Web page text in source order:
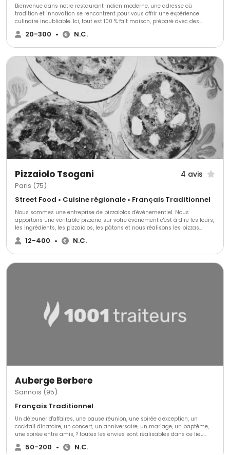
Bienvenue dans notre restaurant indien moderne, une adresse où
tradition et innovation se rencontrent pour vous offrir une expérience
culinaire inoubliable. Ici, tout est 100 % fait maison, préparé avec des
ingrédients frais et de qualité pour ravir vos papilles. Plongez dans les
saveurs authentiques de l'Inde avec nos grands classiques tels que le
séduire par des créations originales comme notre Aloo Tikki Chaat, une
explosion de saveurs et de textures, ou encore nos sandwichs à base de
naan, une revisite moderne et savoureuse qui marie tradition et
modernité. Que vous soyez à la recherche de plats réconfortants ou de
nouvelles découvertes culinaires, notre équipe passionnée est là pour
vous offrir un moment unique, dans une ambiance chaleureuse et
contemporaine. Venez découvrir l'Inde sous un nouveau jour !
20-300 • N.C.
Pizzaiolo Tsogani 4 avis
Paris (75)
Street Food • Cuisine régionale • Français Traditionnel
Nous sommes une entreprise de pizzaiolos d'événementiel. Nous
apportons une véritable pizzeria sur votre événement c'est à dire les fours,
les ingrédients, les pizzaiolos, les pâtons et nous réalisons les pizzas
devant vos convives tout au long de l'événement !
12-400 • N.C.
Auberge Berbere
Sannois (95)
Français Traditionnel
Un déjeuner d'affaires, une pause réunion, une soirée d'exception, un
cocktail dînatoire, un concert, un anniversaire, un mariage, un baptême,
une soirée entre amis, ? toutes les envies sont réalisables dans ce lieu
dont l'atmosphère des milles et une nuit vous séduira ! Possibilité de
privatiser une salle ou tout l'établissement.
50-200 • N.C.